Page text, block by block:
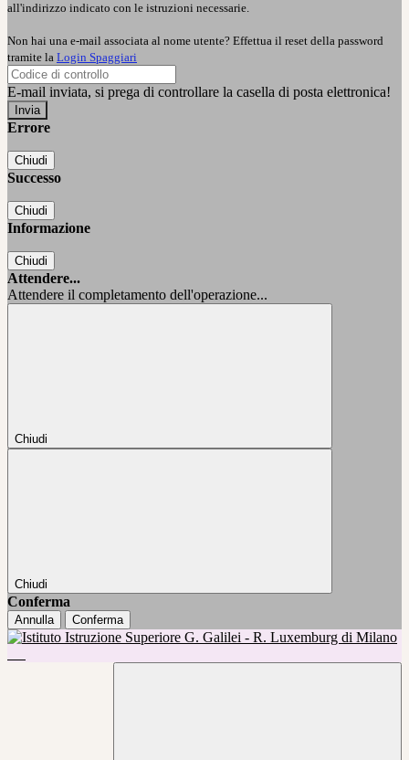
all'indirizzo indicato con le istruzioni necessarie.
Non hai una e-mail associata al nome utente? Effettua il reset della password
tramite la Login Spaggiari
E-mail inviata, si prega di controllare la casella di posta elettronica!
Errore
Chiudi
Successo
Chiudi
Informazione
Chiudi
Attendere...
Attendere il completamento dell'operazione...
Chiudi
Chiudi
Conferma
Annulla Conferma